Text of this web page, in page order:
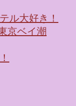
ル大好き！
京ベイ潮